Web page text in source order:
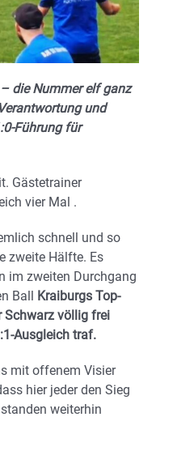
die Nummer elf ganz
und
Führung für
Gästetrainer
vier Mal .
schnell und so
zweite Hälfte. Es
im zweiten Durchgang
Ball
Kraiburgs Top-
Schwarz völlig frei
Ausgleich traf.
mit offenem Visier
hier jeder den Sieg
weiterhin